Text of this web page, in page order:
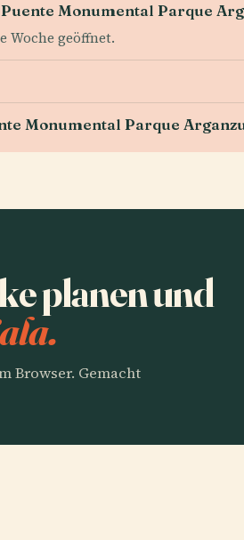
Monumental Parque
Woche geöffnet.
Monumental Parque
planen und
Browser. Gemacht